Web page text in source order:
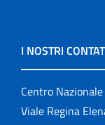
I NOSTRI
Centro
Viale Regina